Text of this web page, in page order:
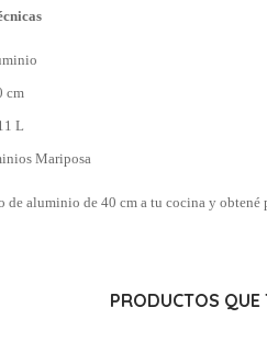
cm
L
Mariposa
de aluminio de 40 cm a tu cocina y
PRODUCTOS QUE